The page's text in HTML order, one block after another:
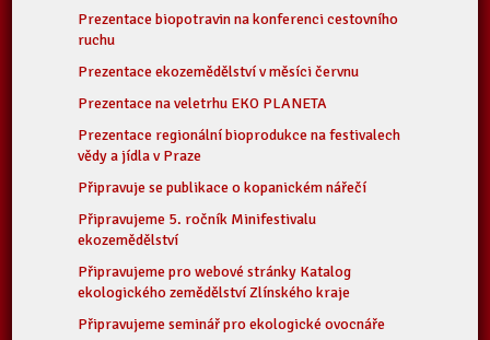
Prezentace biopotravin na konferenci cestovního
ruchu
Prezentace ekozemědělství v měsíci červnu
Prezentace na veletrhu EKO PLANETA
Prezentace regionální bioprodukce na festivalech
vědy a jídla v Praze
Připravuje se publikace o kopanickém nářečí
Připravujeme 5. ročník Minifestivalu
ekozemědělství
Připravujeme pro webové stránky Katalog
ekologického zemědělství Zlínského kraje
Připravujeme seminář pro ekologické ovocnáře